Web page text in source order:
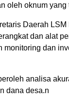
oleh oknum
Daerah LSM
dan alat
monitoring dan
analisa
dana desa.n